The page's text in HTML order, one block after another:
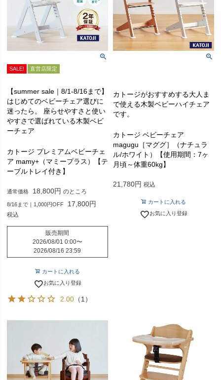
SALE! 直営店限定
【summer sale｜8/1-8/16まで】
はじめてのベビーチェア選びに
迷ったら。 座らせやすさと使い
やすさで選ばれている木製ベビ
ーチェア
カトージ プレミアムベビーチェ
ア mamy+（マミープラス）【テ
ーブルトレイ付き】
通常価格 18,800 のところ
8/16まで｜1,000円OFF 17,800
税込
販売期間
2026/08/01 0:00〜
2026/08/16 23:59
カートに入れる
お気に入り登録
2.00（1）
カトージがおすすめする大人ま
で使える木製ベビーハイチェア
です。
カトージ ベビーチェア
magugu［マググ］（ナチュラ
ル/ホワイト）【使用期間：7ヶ
月頃～体重60kg】
21,780 税込
カートに入れる
お気に入り登録